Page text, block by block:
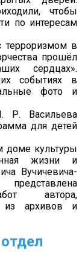
чтобы
по интересам
терроризмом в
прошёл
сердцах».
событиях в
фото и
Р. Васильева
для детей
доме культуры
жизни и
Вучичевича-
автора,
из архивов и